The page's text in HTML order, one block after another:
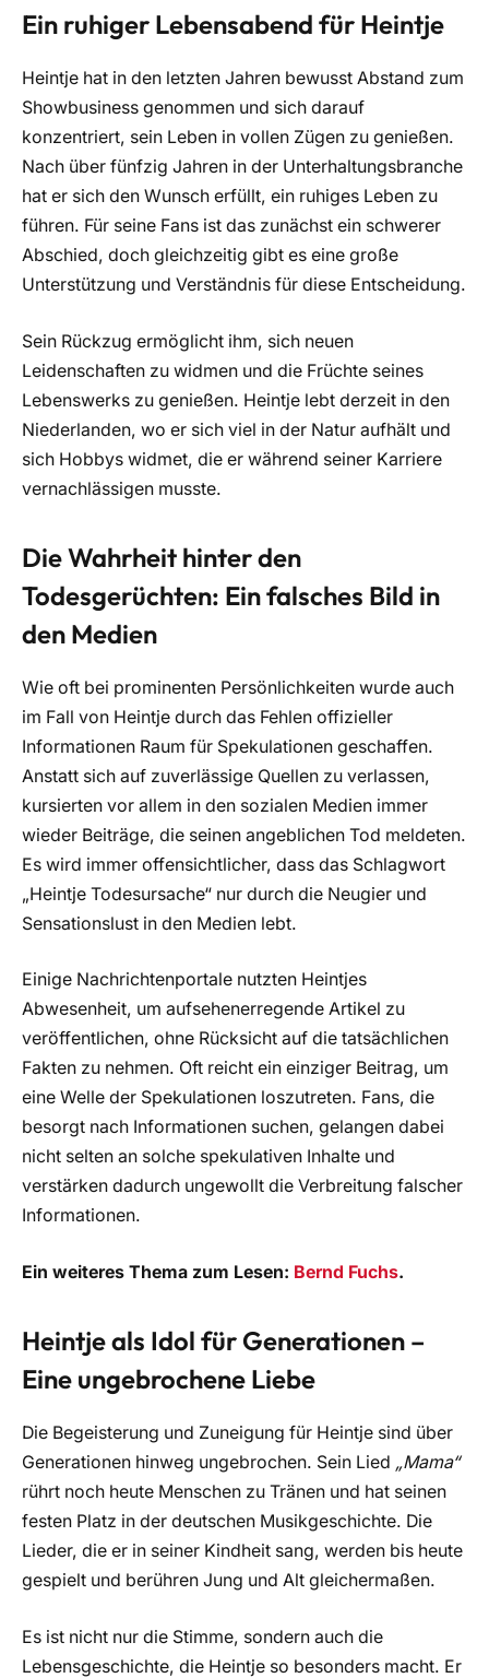
Ein ruhiger Lebensabend für Heintje
Heintje hat in den letzten Jahren bewusst Abstand zum
Showbusiness genommen und sich darauf
konzentriert, sein Leben in vollen Zügen zu genießen.
Nach über fünfzig Jahren in der Unterhaltungsbranche
hat er sich den Wunsch erfüllt, ein ruhiges Leben zu
führen. Für seine Fans ist das zunächst ein schwerer
Abschied, doch gleichzeitig gibt es eine große
Unterstützung und Verständnis für diese Entscheidung.
Sein Rückzug ermöglicht ihm, sich neuen
Leidenschaften zu widmen und die Früchte seines
Lebenswerks zu genießen. Heintje lebt derzeit in den
Niederlanden, wo er sich viel in der Natur aufhält und
sich Hobbys widmet, die er während seiner Karriere
vernachlässigen musste.
Die Wahrheit hinter den
Todesgerüchten: Ein falsches Bild in
den Medien
Wie oft bei prominenten Persönlichkeiten wurde auch
im Fall von Heintje durch das Fehlen offizieller
Informationen Raum für Spekulationen geschaffen.
Anstatt sich auf zuverlässige Quellen zu verlassen,
kursierten vor allem in den sozialen Medien immer
wieder Beiträge, die seinen angeblichen Tod meldeten.
Es wird immer offensichtlicher, dass das Schlagwort
„Heintje Todesursache“ nur durch die Neugier und
Sensationslust in den Medien lebt.
Einige Nachrichtenportale nutzten Heintjes
Abwesenheit, um aufsehenerregende Artikel zu
veröffentlichen, ohne Rücksicht auf die tatsächlichen
Fakten zu nehmen. Oft reicht ein einziger Beitrag, um
eine Welle der Spekulationen loszutreten. Fans, die
besorgt nach Informationen suchen, gelangen dabei
nicht selten an solche spekulativen Inhalte und
verstärken dadurch ungewollt die Verbreitung falscher
Informationen.
Ein weiteres Thema zum Lesen: Bernd Fuchs.
Heintje als Idol für Generationen –
Eine ungebrochene Liebe
Die Begeisterung und Zuneigung für Heintje sind über
Generationen hinweg ungebrochen. Sein Lied „Mama“
rührt noch heute Menschen zu Tränen und hat seinen
festen Platz in der deutschen Musikgeschichte. Die
Lieder, die er in seiner Kindheit sang, werden bis heute
gespielt und berühren Jung und Alt gleichermaßen.
Es ist nicht nur die Stimme, sondern auch die
Lebensgeschichte, die Heintje so besonders macht. Er